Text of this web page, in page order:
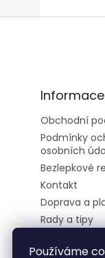
Používáme
Obchodní
Podmínky
osobních
Bezlepkové
Kontakt
Doprava a
Rady a tipy
Dietní